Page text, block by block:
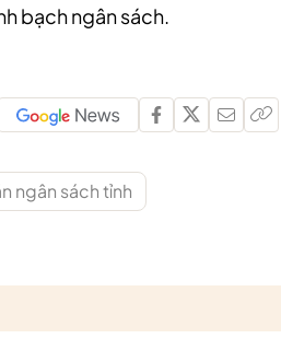
bạch ngân sách.
ngân sách tỉnh